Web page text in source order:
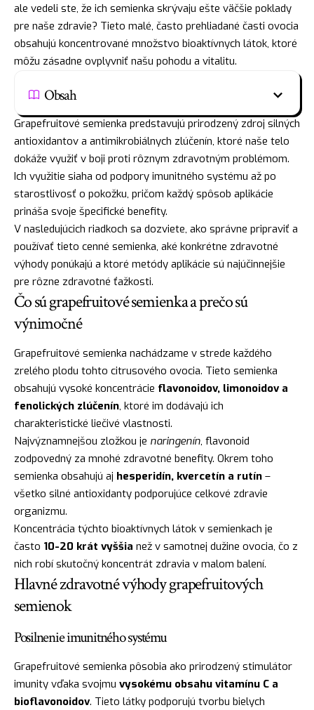
ale vedeli ste, že ich semienka skrývaju ešte väčšie poklady
pre naše zdravie? Tieto malé, často prehliadané časti ovocia
obsahujú koncentrované množstvo bioaktívnych látok, ktoré
môžu zásadne ovplyvniť našu pohodu a vitalitu.
Obsah
Grapefruitové semienka predstavujú prirodzený zdroj silných
antioxidantov a antimikrobiálnych zlúčenín, ktoré naše telo
dokáže využiť v boji proti rôznym zdravotným problémom.
Ich využitie siaha od podpory imunitného systému až po
starostlivosť o pokožku, pričom každý spôsob aplikácie
prináša svoje špecifické benefity.
V nasledujúcich riadkoch sa dozviete, ako správne pripraviť a
používať tieto cenné semienka, aké konkrétne zdravotné
výhody ponúkajú a ktoré metódy aplikácie sú najúčinnejšie
pre rôzne zdravotné ťažkosti.
Čo sú grapefruitové semienka a prečo sú
výnimočné
Grapefruitové semienka nachádzame v strede každého
zrelého plodu tohto citrusového ovocia. Tieto semienka
obsahujú vysoké koncentrácie flavonoidov, limonoidov a
fenolických zlúčenín, ktoré im dodávajú ich
charakteristické liečivé vlastnosti.
Najvýznamnejšou zložkou je naringenín, flavonoid
zodpovedný za mnohé zdravotné benefity. Okrem toho
semienka obsahujú aj hesperidín, kvercetín a rutín –
všetko silné antioxidanty podporujúce celkové zdravie
organizmu.
Koncentrácia týchto bioaktívnych látok v semienkach je
často 10-20 krát vyššia než v samotnej dužine ovocia, čo z
nich robí skutočný koncentrát zdravia v malom balení.
Hlavné zdravotné výhody grapefruitových
semienok
Posilnenie imunitného systému
Grapefruitové semienka pôsobia ako prirodzený stimulátor
imunity vďaka svojmu vysokému obsahu vitamínu C a
bioflavonoidov. Tieto látky podporujú tvorbu bielych